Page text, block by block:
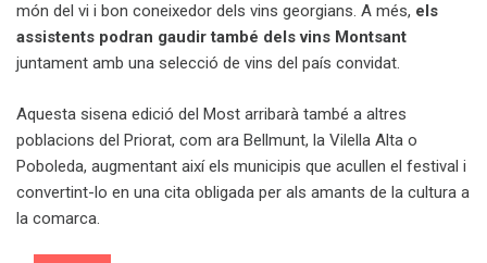
món del vi i bon coneixedor dels vins georgians. A més, els
assistents podran gaudir també dels vins Montsant
juntament amb una selecció de vins del país convidat.
Aquesta sisena edició del Most arribarà també a altres
poblacions del Priorat, com ara Bellmunt, la Vilella Alta o
Poboleda, augmentant així els municipis que acullen el festival i
convertint-lo en una cita obligada per als amants de la cultura a
la comarca.